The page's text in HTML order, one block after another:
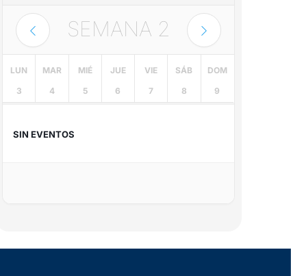
SEMANA 2
LUN
3
MAR
4
MIÉ
5
JUE
6
VIE
7
SÁB
8
DOM
9
SIN EVENTOS